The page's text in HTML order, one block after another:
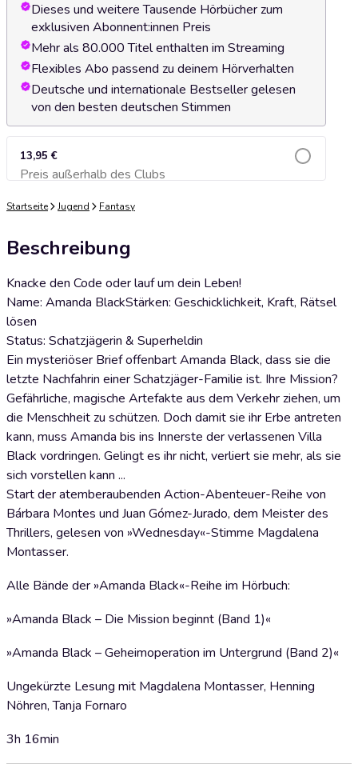
Dieses und weitere Tausende Hörbücher zum
exklusiven Abonnent:innen Preis
Mehr als 80.000 Titel enthalten im Streaming
Flexibles Abo passend zu deinem Hörverhalten
Deutsche und internationale Bestseller gelesen
von den besten deutschen Stimmen
13,95 €
Preis außerhalb des ClubsZum Warenkorb hinzufügen
Startseite Jugend Fantasy
Beschreibung
Knacke den Code oder lauf um dein Leben!
Name: Amanda BlackStärken: Geschicklichkeit, Kraft, Rätsel
lösen
Status: Schatzjägerin & Superheldin
Ein mysteriöser Brief offenbart Amanda Black, dass sie die
letzte Nachfahrin einer Schatzjäger-Familie ist. Ihre Mission?
Gefährliche, magische Artefakte aus dem Verkehr ziehen, um
die Menschheit zu schützen. Doch damit sie ihr Erbe antreten
kann, muss Amanda bis ins Innerste der verlassenen Villa
Black vordringen. Gelingt es ihr nicht, verliert sie mehr, als sie
sich vorstellen kann ...
Start der atemberaubenden Action-Abenteuer-Reihe von
Bárbara Montes und Juan Gómez-Jurado, dem Meister des
Thrillers, gelesen von »Wednesday«-Stimme Magdalena
Montasser.
Alle Bände der »Amanda Black«-Reihe im Hörbuch:
»Amanda Black – Die Mission beginnt (Band 1)«
»Amanda Black – Geheimoperation im Untergrund (Band 2)«
Ungekürzte Lesung mit Magdalena Montasser, Henning
Nöhren, Tanja Fornaro
3h 16min